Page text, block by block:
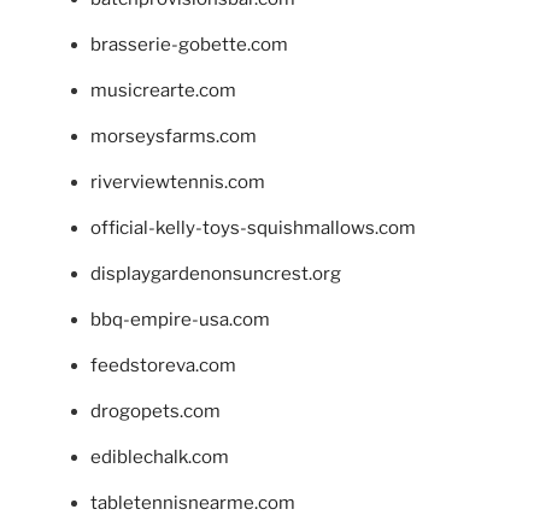
brasserie-gobette.com
musicrearte.com
morseysfarms.com
riverviewtennis.com
official-kelly-toys-squishmallows.com
displaygardenonsuncrest.org
bbq-empire-usa.com
feedstoreva.com
drogopets.com
ediblechalk.com
tabletennisnearme.com